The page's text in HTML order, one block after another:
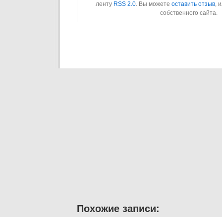
ленту RSS 2.0. Вы можете оставить отзыв,
собственного сайта.
Похожие записи: